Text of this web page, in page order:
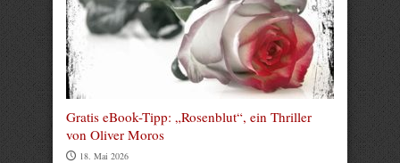
Gratis eBook-Tipp: „Rosenblut“, ein Thriller
von Oliver Moros
18. Mai 2026